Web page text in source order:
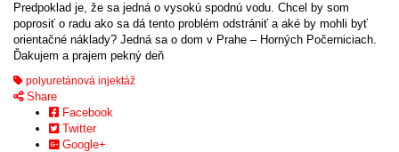
Predpoklad je, že sa jedná o vysokú spodnú vodu. Chcel by som
poprosiť o radu ako sa dá tento problém odstrániť a aké by mohli byť
orientačné náklady? Jedná sa o dom v Prahe – Horných Počerniciach.
Ďakujem a prajem pekný deň
polyuretánová injektáž
Share
Facebook
Twitter
Google+
be
chosen
on